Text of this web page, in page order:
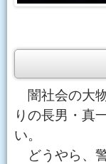
闇社会の大
りの長男・真
い。
どうやら、